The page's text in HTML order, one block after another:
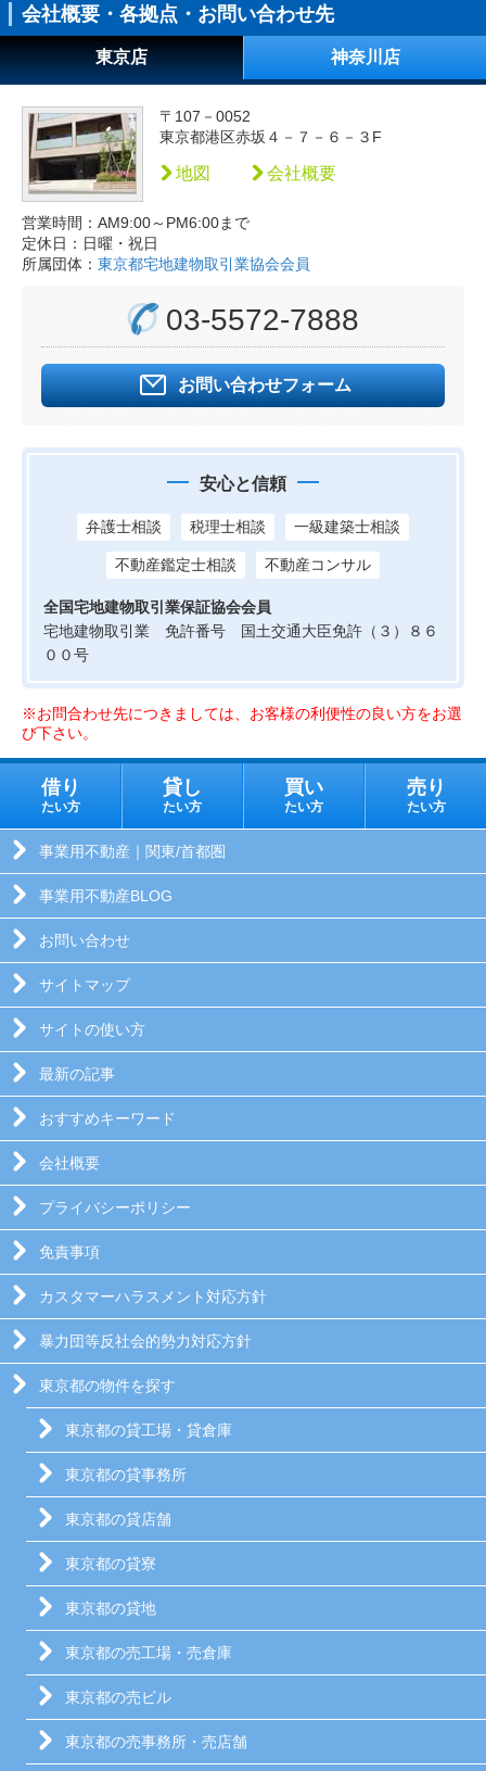
会社概要・各拠点・お問い合わせ先
東京店 神奈川店
〒107－0052
東京都港区赤坂４－７－６－３F
地図 会社概要
営業時間：AM9:00～PM6:00まで
定休日：日曜・祝日
所属団体： 東京都宅地建物取引業協会会員
03-5572-7888
お問い合わせフォーム
安心と信頼
弁護士相談 税理士相談 一級建築士相談
不動産鑑定士相談 不動産コンサル
全国宅地建物取引業保証協会会員
宅地建物取引業 免許番号 国土交通大臣免許（３）８６
００号
※お問合わせ先につきましては、お客様の利便性の良い方をお選
び下さい。
借り
たい方
貸し
たい方
買い
たい方
売り
たい方
事業用不動産｜関東/首都圏
事業用不動産BLOG
お問い合わせ
サイトマップ
サイトの使い方
最新の記事
おすすめキーワード
会社概要
プライバシーポリシー
免責事項
カスタマーハラスメント対応方針
暴力団等反社会的勢力対応方針
東京都の物件を探す
東京都の貸工場・貸倉庫
東京都の貸事務所
東京都の貸店舗
東京都の貸寮
東京都の貸地
東京都の売工場・売倉庫
東京都の売ビル
東京都の売事務所・売店舗